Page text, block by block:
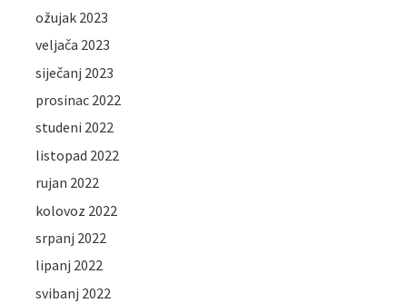
ožujak 2023
veljača 2023
siječanj 2023
prosinac 2022
studeni 2022
listopad 2022
rujan 2022
kolovoz 2022
srpanj 2022
lipanj 2022
svibanj 2022